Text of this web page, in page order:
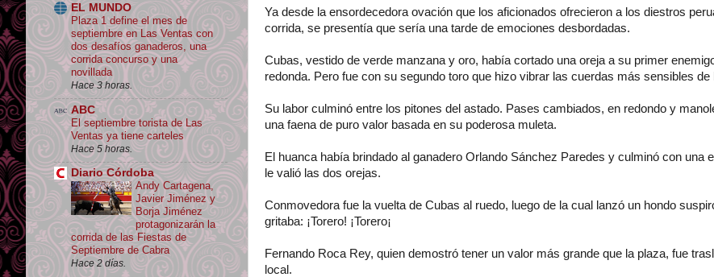
Ya desde la ensordecedora ovación que los aficionados ofrecieron a los diestros
corrida, se presentía que sería una tarde de emociones desbordadas.
Cubas, vestido de verde manzana y oro, había cortado una oreja a su primer
redonda. Pero fue con su segundo toro que hizo vibrar las cuerdas más sensibles de
Su labor culminó entre los pitones del astado. Pases cambiados, en redondo y
una faena de puro valor basada en su poderosa muleta.
El huanca había brindado al ganadero Orlando Sánchez Paredes y culminó con una
le valió las dos orejas.
Conmovedora fue la vuelta de Cubas al ruedo, luego de la cual lanzó un hondo
gritaba: ¡Torero! ¡Torero¡
Fernando Roca Rey, quien demostró tener un valor más grande que la plaza, fue
local.
EL MUNDO
Plaza 1 define el mes de
septiembre en Las Ventas con
dos desafíos ganaderos, una
corrida concurso y una
novillada
Hace 3 horas.
ABC
El septiembre torista de Las
Ventas ya tiene carteles
Hace 5 horas.
Diario Córdoba
Andy Cartagena,
Javier Jiménez y
Borja Jiménez
protagonizarán la
corrida de las Fiestas de
Septiembre de Cabra
Hace 2 días.